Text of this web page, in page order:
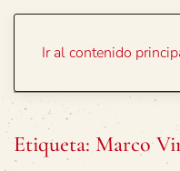
Ir al contenido
Etiqueta: Marco